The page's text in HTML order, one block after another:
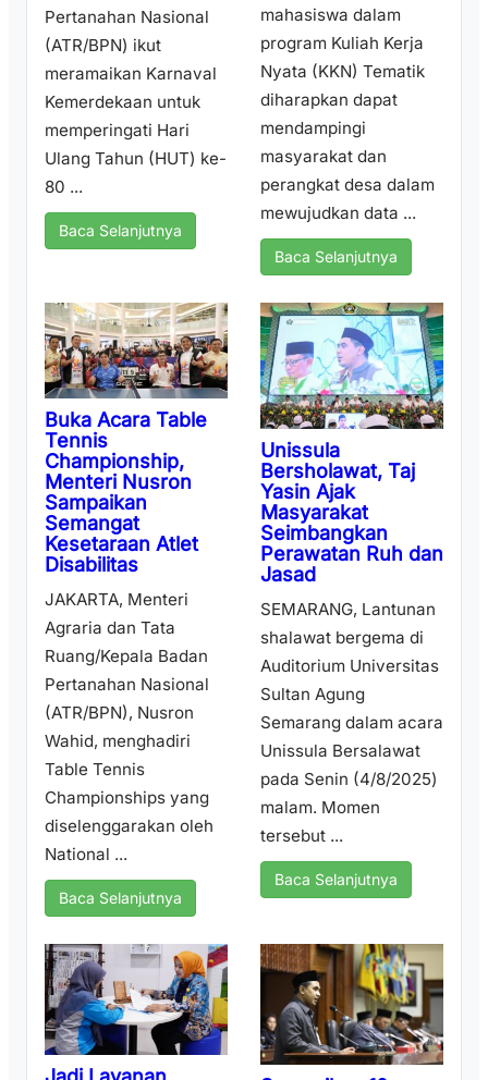
Pertanahan Nasional
(ATR/BPN) ikut
meramaikan Karnaval
Kemerdekaan untuk
memperingati Hari
Ulang Tahun (HUT) ke-
80 ...
Baca Selanjutnya
mahasiswa dalam
program Kuliah Kerja
Nyata (KKN) Tematik
diharapkan dapat
mendampingi
masyarakat dan
perangkat desa dalam
mewujudkan data ...
Baca Selanjutnya
Buka Acara Table
Tennis
Championship,
Menteri Nusron
Sampaikan
Semangat
Kesetaraan Atlet
Disabilitas
JAKARTA, Menteri
Agraria dan Tata
Ruang/Kepala Badan
Pertanahan Nasional
(ATR/BPN), Nusron
Wahid, menghadiri
Table Tennis
Championships yang
diselenggarakan oleh
National ...
Baca Selanjutnya
Unissula
Bersholawat, Taj
Yasin Ajak
Masyarakat
Seimbangkan
Perawatan Ruh dan
Jasad
SEMARANG, Lantunan
shalawat bergema di
Auditorium Universitas
Sultan Agung
Semarang dalam acara
Unissula Bersalawat
pada Senin (4/8/2025)
malam. Momen
tersebut ...
Baca Selanjutnya